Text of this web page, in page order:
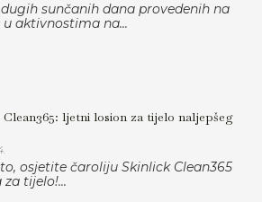
sunčanih dana provedenih na
aktivnostima na...
ljetni losion za tijelo naljepšeg
osjetite čaroliju Skinlick Clean365
tijelo!...